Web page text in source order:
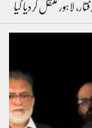
لاہور منتقل کردیا گیا